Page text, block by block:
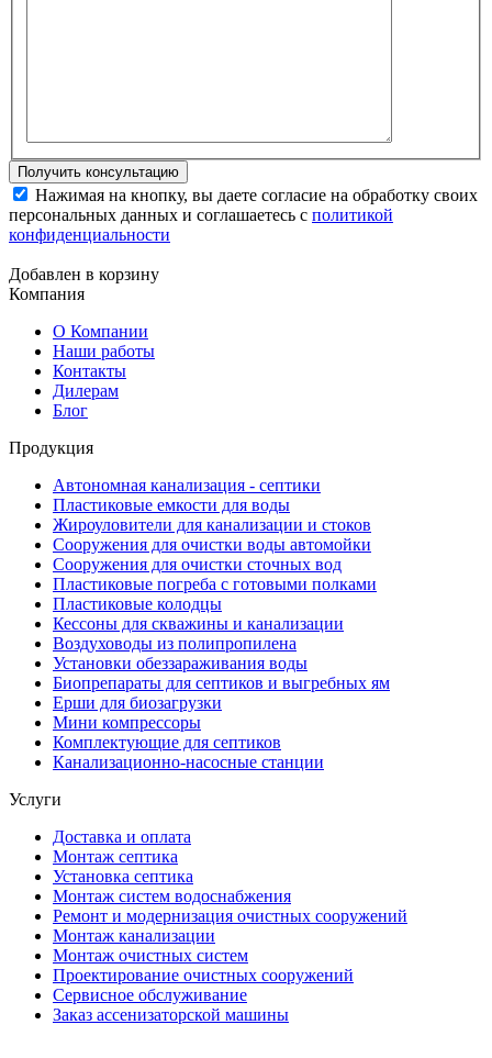
Нажимая на кнопку, вы даете согласие на обработку своих
персональных данных и соглашаетесь с политикой
конфиденциальности
Добавлен в корзину
Компания
О Компании
Наши работы
Контакты
Дилерам
Блог
Продукция
Автономная канализация - септики
Пластиковые емкости для воды
Жироуловители для канализации и стоков
Сооружения для очистки воды автомойки
Сооружения для очистки сточных вод
Пластиковые погреба с готовыми полками
Пластиковые колодцы
Кессоны для скважины и канализации
Воздуховоды из полипропилена
Установки обеззараживания воды
Биопрепараты для септиков и выгребных ям
Ерши для биозагрузки
Мини компрессоры
Комплектующие для септиков
Канализационно-насосные станции
Услуги
Доставка и оплата
Монтаж септика
Установка септика
Монтаж систем водоснабжения
Ремонт и модернизация очистных сооружений
Монтаж канализации
Монтаж очистных систем
Проектирование очистных сооружений
Сервисное обслуживание
Заказ ассенизаторской машины